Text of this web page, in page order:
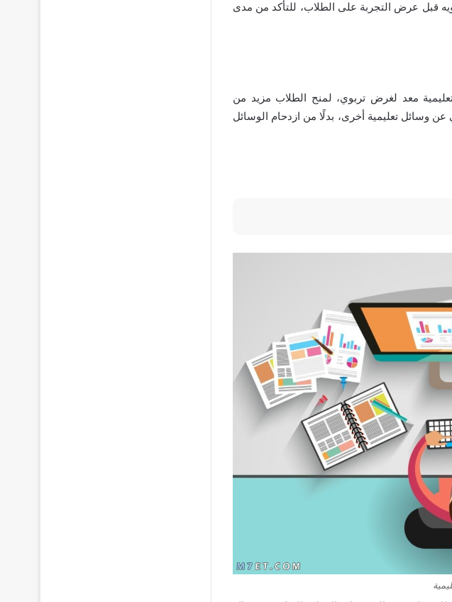
قبل عرض التجربة على الطلاب، للتأكد من مدى
معد لغرض تربوي، لمنح الطلاب مزيد من
وسائل تعليمية أخرى، بدلًا من ازدحام الوسائل